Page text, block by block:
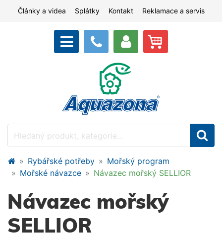
Články a videa Splátky Kontakt Reklamace a servis
Rybářské potřeby
Mořský program
Mořské návazce
Návazec mořský SELLIOR
Návazec mořský
SELLIOR